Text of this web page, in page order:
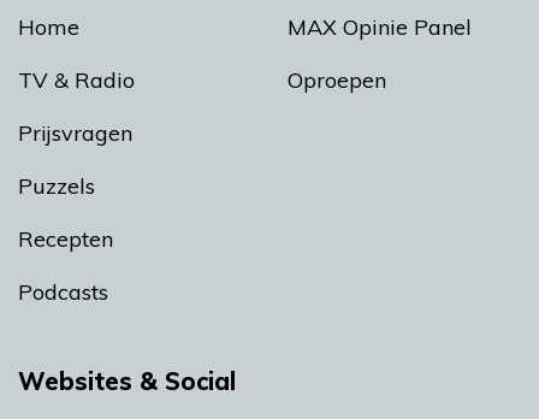
Home
TV & Radio
Prijsvragen
Puzzels
Recepten
Podcasts
MAX Opinie Panel
Oproepen
Websites & Social